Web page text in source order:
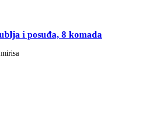
i posuđa, 8 komada